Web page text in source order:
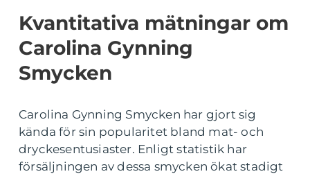
Kvantitativa mätningar om
Carolina Gynning
Smycken
Carolina Gynning Smycken har gjort sig
kända för sin popularitet bland mat- och
dryckesentusiaster. Enligt statistik har
försäljningen av dessa smycken ökat stadigt